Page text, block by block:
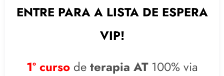
ENTRE PARA A LISTA DE ESPERA
VIP!
1º cursode terapia AT100% via